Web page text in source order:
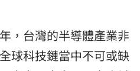
，台灣的半導體產業非
球科技鏈當中不可或缺